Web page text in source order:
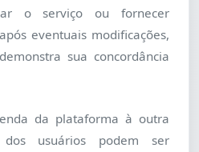
o serviço ou fornecer
eventuais modificações,
sua concordância
da plataforma à outra
usuários podem ser